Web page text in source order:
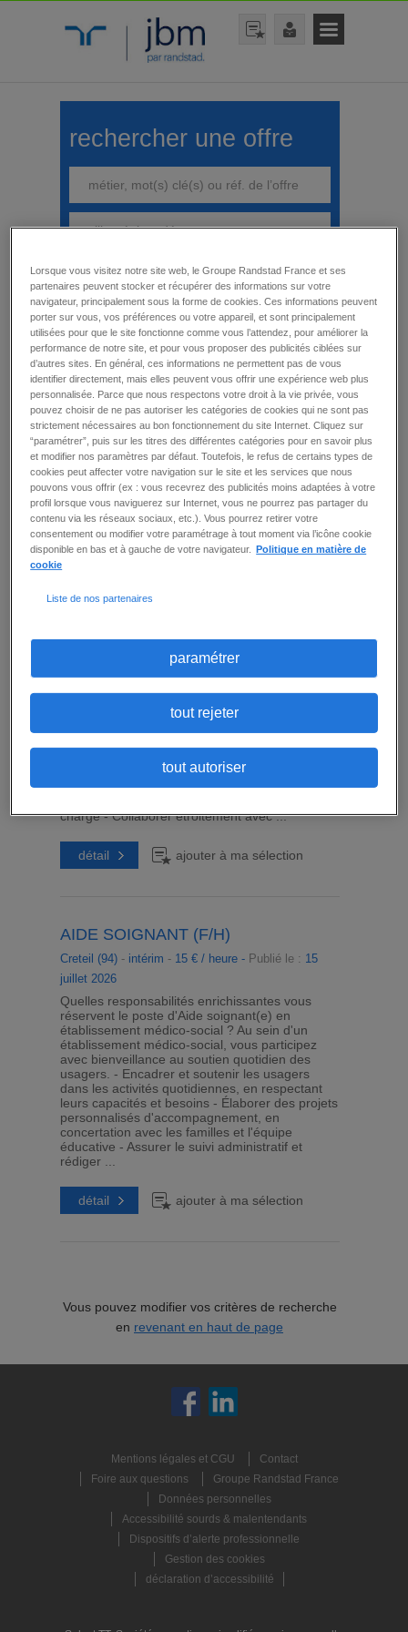
Toutes nos offres
d’emplois
2offre(s) créer une alerte
par page trier par
AIDE SOIGNANT (F/H)
Comment souhaitez-vous contribuer au bien-
serez en charge de garantir le bien-être des
social. - Accueillir, informer et accompagner les
patients et leur entourage de manière
professionnelle et bienveillante - Effectuer les
soins d'hygiène, de prévention et de confort en
charge - Collaborer étroitement avec ...
détail ajouter à ma sélection
AIDE SOIGNANT (F/H)
Creteil (94)- intérim - 15 € / heure - Publié le : 15
juillet 2026
Quelles responsabilités enrichissantes vous
réservent le poste d'Aide soignant(e) en
établissement médico-social ? Au sein d'un
établissement médico-social, vous participez
avec bienveillance au soutien quotidien des
usagers. - Encadrer et soutenir les usagers
dans les activités quotidiennes, en respectant
leurs capacités et besoins - Élaborer des projets
personnalisés d'accompagnement, en
concertation avec les familles et l'équipe
éducative - Assurer le suivi administratif et
rédiger ...
détail ajouter à ma sélection
Vous pouvez modifier vos critères de recherche
en revenant en haut de page
rechercher une offre
rechercher
affiner votre recherche
Mentions légales et CGU
Contact
Foire aux questions
Groupe Randstad France
Données personnelles
Accessibilité sourds & malentendants
Dispositifs d’alerte professionnelle
Gestion des cookies
déclaration d’accessibilité
Lorsque vous visitez notre site web, le Groupe Randstad France et ses
partenaires peuvent stocker et récupérer des informations sur votre
navigateur, principalement sous la forme de cookies. Ces informations peuvent
porter sur vous, vos préférences ou votre appareil, et sont principalement
utilisées pour que le site fonctionne comme vous l’attendez, pour améliorer la
performance de notre site, et pour vous proposer des publicités ciblées sur
d’autres sites. En général, ces informations ne permettent pas de vous
identifier directement, mais elles peuvent vous offrir une expérience web plus
personnalisée. Parce que nous respectons votre droit à la vie privée, vous
pouvez choisir de ne pas autoriser les catégories de cookies qui ne sont pas
strictement nécessaires au bon fonctionnement du site Internet. Cliquez sur
“paramétrer”, puis sur les titres des différentes catégories pour en savoir plus
et modifier nos paramètres par défaut. Toutefois, le refus de certains types de
cookies peut affecter votre navigation sur le site et les services que nous
pouvons vous offrir (ex : vous recevrez des publicités moins adaptées à votre
profil lorsque vous naviguerez sur Internet, vous ne pourrez pas partager du
contenu via les réseaux sociaux, etc.). Vous pourrez retirer votre
consentement ou modifier votre paramétrage à tout moment via l’icône cookie
disponible en bas et à gauche de votre navigateur.
Politique en matière de
cookie
Liste de nos partenaires
paramétrer
tout rejeter
tout autoriser